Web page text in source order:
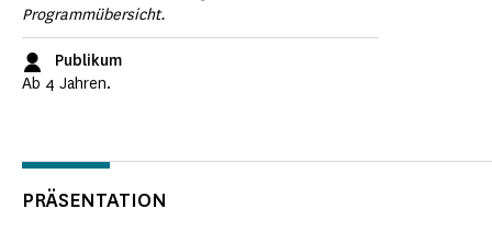
Programmübersicht.
Publikum
Ab 4 Jahren.
PRÄSENTATION